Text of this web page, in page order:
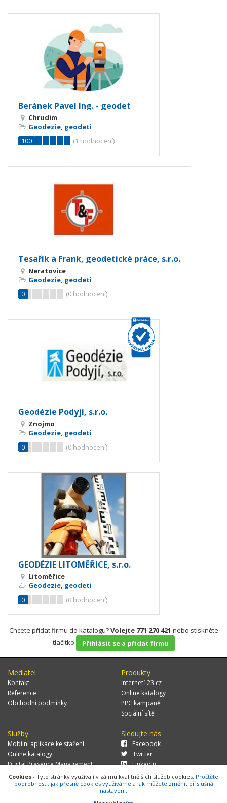
Beránek Pavel Ing. - geodet
Chrudim
Geodezie, geodeti
100
(1 hodnocení)
Tesařík a Frank, geodetické práce, s.r.o.
Neratovice
Geodezie, geodeti
0
(0 hodnocení)
Geodézie Podyjí, s.r.o.
Znojmo
Geodezie, geodeti
0
(0 hodnocení)
GEODÉZIE LITOMĚŘICE, s.r.o.
Litoměřice
Geodezie, geodeti
0
(0 hodnocení)
Chcete přidat firmu do katalogu?Volejte 771 270 421 nebo stiskněte
tlačítko
Přihlásit se a přidat firmu
Mediatel
Kontakt
Reference
Obchodní podmínky
Produkty
Internet123.cz
Online katalogy
PPC kampaně
Sociální sítě
Služby
Mobilní aplikace ke stažení
Online katalogy
Digital Presence Management
Více zákazníků
Sledujte nás
Facebook
Twitter
LinkedIn
Cookies - Tyto stránky využívají v zájmu kvalitnějších služeb cookies. Pročtěte
podrobnosti, jak přesně cookies využíváme a jak můžete změnit příslušná
nastavení.